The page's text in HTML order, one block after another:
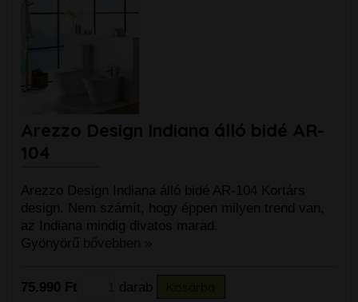
Arezzo Design Indiana álló bidé AR-
104
Arezzo Design Indiana álló bidé AR-104 Kortárs
design. Nem számít, hogy éppen milyen trend van,
az Indiana mindig divatos marad.
Gyönyörű bővebben »
75.990 Ft darab